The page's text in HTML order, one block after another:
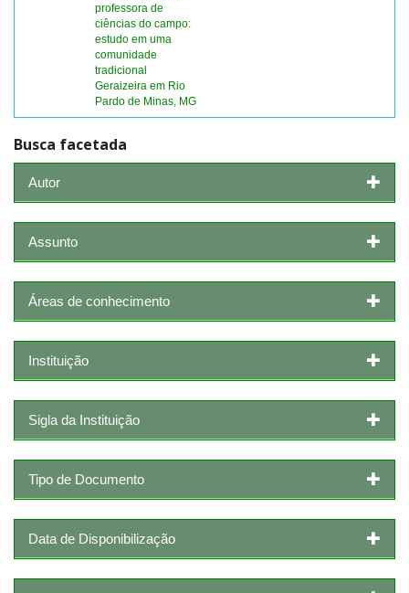
professora de
ciências do campo:
estudo em uma
comunidade
tradicional
Geraizeira em Rio
Pardo de Minas, MG
Busca facetada
Autor
Assunto
Áreas de conhecimento
Instituição
Sigla da Instituição
Tipo de Documento
Data de Disponibilização